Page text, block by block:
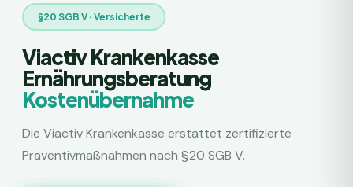
§20 SGB V · Versicherte
Viactiv Krankenkasse
Ernährungsberatung
Kostenübernahme
Die Viactiv Krankenkasse erstattet zertifizierte
Präventivmaßnahmen nach §20 SGB V.